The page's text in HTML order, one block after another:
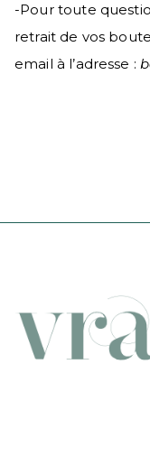
-Pour toute
retrait de vos
email à l’adresse :